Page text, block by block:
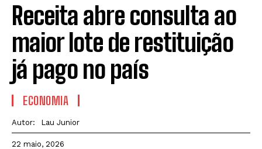
Receita abre consulta ao
maior lote de restituição
já pago no país
ECONOMIA
Autor: Lau Junior
22 maio, 2026